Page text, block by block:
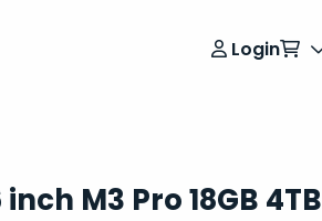
Login
M3 Pro 18GB 4TB